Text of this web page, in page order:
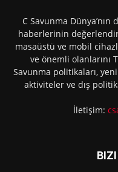
C Savunma
haberlerinin
masaüstü ve mobil
ve önemli olanlarını
Savunma politikaları,
aktiviteler ve dış
İletişim: